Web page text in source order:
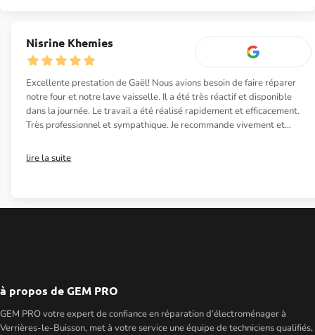
Nisrine Khemies
Excellente prestation de Gaël! Nous avions besoin de faire réparer
notre four et notre lave vaisselle. Il a été très réactif et disponible
dans la journée. Le travail a été réalisé rapidement et efficacement.
Très professionnel et sympathique. Je recommande vivement et
lire la suite
à propos de GEM PRO
GEM PRO votre expert de confiance en réparation d’électroménager à
Verrières-le-Buisson, met à votre service une équipe de techniciens qualifiés,